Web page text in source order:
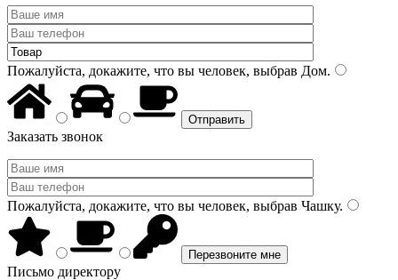
Пожалуйста, докажите, что вы человек, выбрав Дом.
Заказать звонок
Пожалуйста, докажите, что вы человек, выбрав Чашку.
Письмо директору